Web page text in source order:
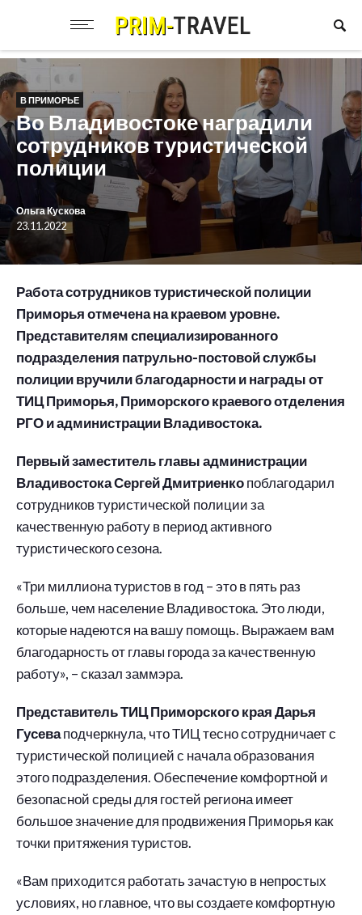
В ПРИМОРЬЕ
Во Владивостоке наградили
сотрудников туристической
полиции
Ольга Кускова
23.11.2022
Работа сотрудников туристической полиции
Приморья отмечена на краевом уровне.
Представителям специализированного
подразделения патрульно-постовой службы
полиции вручили благодарности и награды от
ТИЦ Приморья, Приморского краевого отделения
РГО и администрации Владивостока.
Первый заместитель главы администрации
Владивостока Сергей Дмитриенкопоблагодарил
сотрудников туристической полиции за
качественную работу в период активного
туристического сезона.
«Три миллиона туристов в год – это в пять раз
больше, чем население Владивостока. Это люди,
которые надеются на вашу помощь. Выражаем вам
благодарность от главы города за качественную
работу», – сказал заммэра.
Представитель ТИЦ Приморского края Дарья
Гусеваподчеркнула, что ТИЦ тесно сотрудничает с
туристической полицией с начала образования
этого подразделения. Обеспечение комфортной и
безопасной среды для гостей региона имеет
большое значение для продвижения Приморья как
точки притяжения туристов.
«Вам приходится работать зачастую в непростых
условиях, но главное, что вы создаете комфортную